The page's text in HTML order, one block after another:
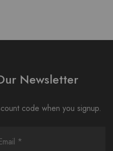
Newsletter
code when you signup.